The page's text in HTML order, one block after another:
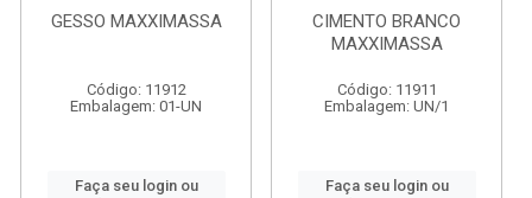
GESSO MAXXIMASSA
Código: 11912
Embalagem: 01-UN
Faça seu login ou
CIMENTO BRANCO
MAXXIMASSA
Código: 11911
Embalagem: UN/1
Faça seu login ou